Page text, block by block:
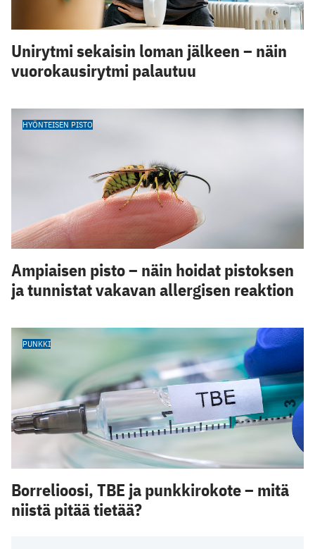
Unirytmi sekaisin loman jälkeen – näin
vuorokausirytmi palautuu
HYÖNTEISEN PISTO
Ampiaisen pisto – näin hoidat pistoksen
ja tunnistat vakavan allergisen reaktion
PUNKKI
Borrelioosi, TBE ja punkkirokote – mitä
niistä pitää tietää?